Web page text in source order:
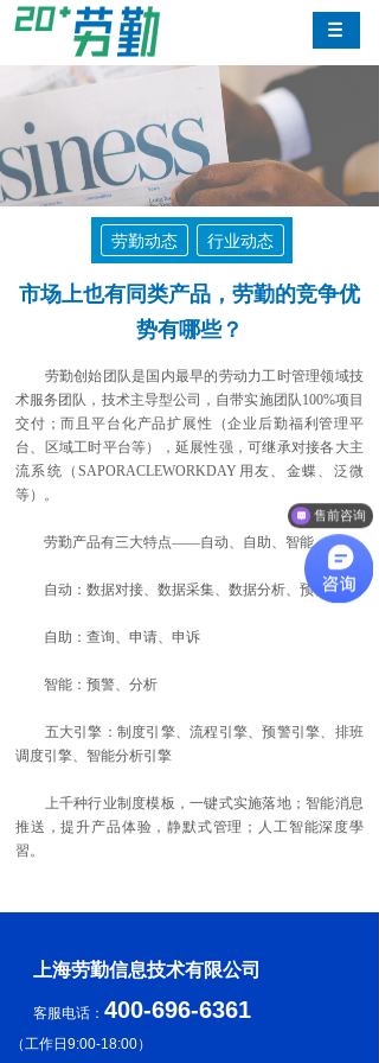
劳勤动态 行业动态
市场上也有同类产品，劳勤的竞争优
势有哪些？
劳勤创始团队是国内最早的劳动力工时管理领域技
术服务团队，技术主导型公司，自带实施团队100%项目
交付；而且平台化产品扩展性（企业后勤福利管理平
台、区域工时平台等），延展性强，可继承对接各大主
流系统（SAPORACLEWORKDAY用友、金蝶、泛微
等）。
劳勤产品有三大特点——自动、自助、智能
自动：数据对接、数据采集、数据分析、预警
自助：查询、申请、申诉
智能：预警、分析
五大引擎：制度引擎、流程引擎、预警引擎、排班
调度引擎、智能分析引擎
上千种行业制度模板，一键式实施落地；智能消息
推送，提升产品体验，静默式管理；人工智能深度學
習。
客服电话： 400-696-6361
（工作日9:00-18:00）
上海劳勤信息技术有限公司
售前咨询